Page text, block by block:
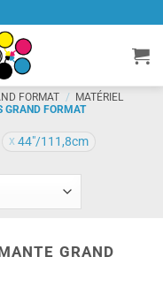
FORMAT / MATÉRIEL
GRAND FORMAT
44"/111,8cm
GRAND